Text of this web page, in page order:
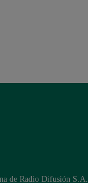
de Radio Difusión S.A.